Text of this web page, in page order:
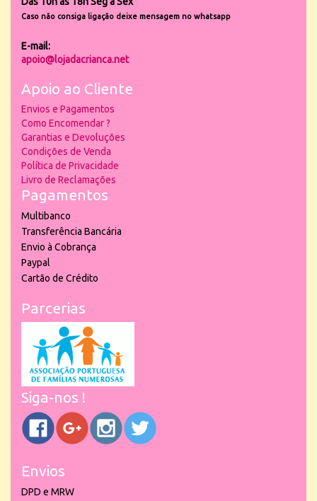
Caso não consiga ligação deixe mensagem no whatsapp
E-mail:
apoio@lojadacrianca.net
Apoio ao Cliente
Envios e Pagamentos
Como Encomendar ?
Garantias e Devoluções
Condições de Venda
Política de Privacidade
Livro de Reclamações
Pagamentos
Multibanco
Transferência Bancária
Envio à Cobrança
Paypal
Cartão de Crédito
Parcerias
Siga-nos !
Envios
DPD e MRW